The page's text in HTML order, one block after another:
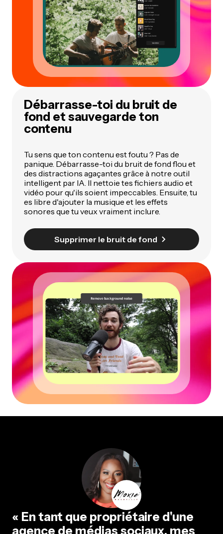
Débarrasse-toi du bruit de
fond et sauvegarde ton
contenu
Tu sens que ton contenu est foutu ? Pas de
panique. Débarrasse-toi du bruit de fond flou et
des distractions agaçantes grâce à notre outil
intelligent par IA. Il nettoie tes fichiers audio et
vidéo pour qu'ils soient impeccables. Ensuite, tu
es libre d'ajouter la musique et les effets
sonores que tu veux vraiment inclure.
Supprimer le bruit de fond
« En tant que propriétaire d'une
agence de médias sociaux, mes